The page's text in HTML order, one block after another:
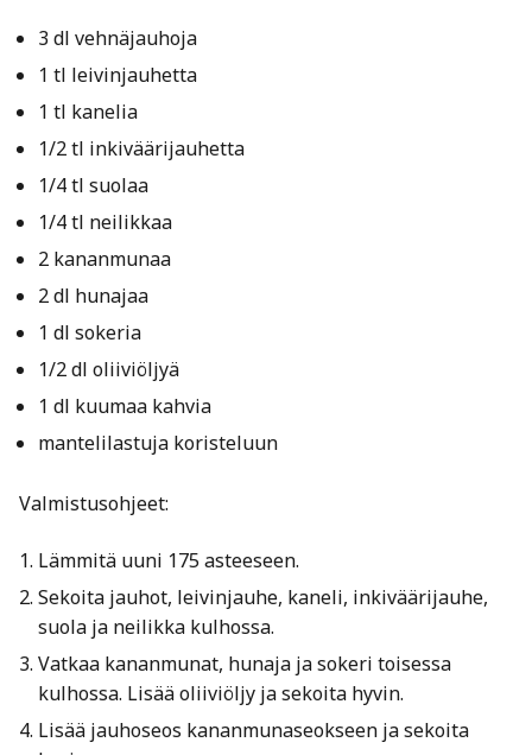
3 dl vehnäjauhoja
1 tl leivinjauhetta
1 tl kanelia
1/2 tl inkiväärijauhetta
1/4 tl suolaa
1/4 tl neilikkaa
2 kananmunaa
2 dl hunajaa
1 dl sokeria
1/2 dl oliiviöljyä
1 dl kuumaa kahvia
mantelilastuja koristeluun
Valmistusohjeet:
Lämmitä uuni 175 asteeseen.
Sekoita jauhot, leivinjauhe, kaneli, inkiväärijauhe,
suola ja neilikka kulhossa.
Vatkaa kananmunat, hunaja ja sokeri toisessa
kulhossa. Lisää oliiviöljy ja sekoita hyvin.
Lisää jauhoseos kananmunaseokseen ja sekoita